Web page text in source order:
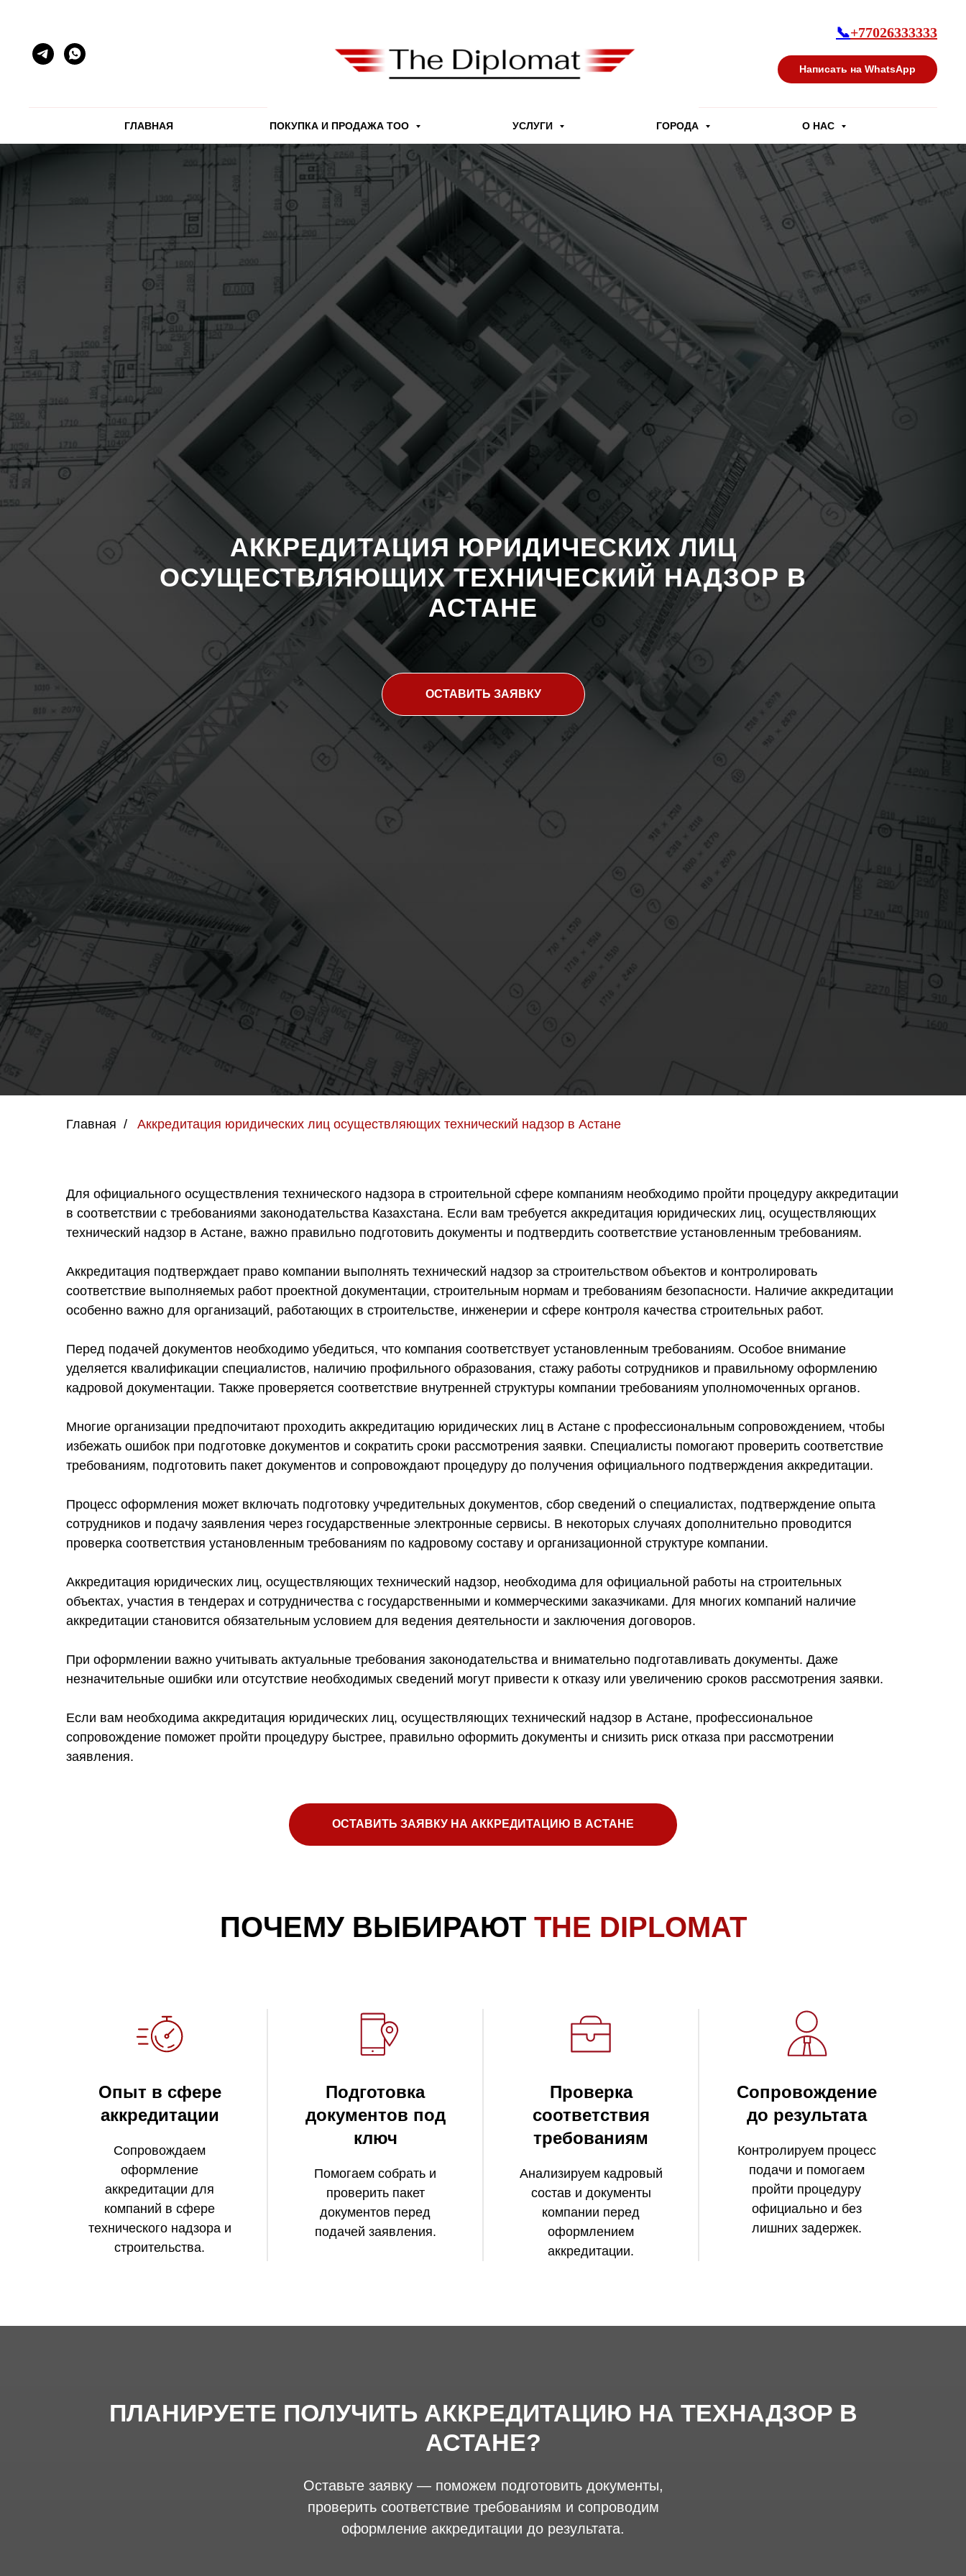
📞+77026333333
Написать на WhatsApp
ГЛАВНАЯ ПОКУПКА И ПРОДАЖА ТОО УСЛУГИ ГОРОДА О НАС
АККРЕДИТАЦИЯ ЮРИДИЧЕСКИХ ЛИЦ
ОСУЩЕСТВЛЯЮЩИХ ТЕХНИЧЕСКИЙ НАДЗОР В
АСТАНЕ
ОСТАВИТЬ ЗАЯВКУ
Главная / Аккредитация юридических лиц осуществляющих технический надзор в Астане
Для официального осуществления технического надзора в строительной сфере компаниям необходимо пройти процедуру аккредитации
в соответствии с требованиями законодательства Казахстана. Если вам требуется аккредитация юридических лиц, осуществляющих
технический надзор в Астане, важно правильно подготовить документы и подтвердить соответствие установленным требованиям.
Аккредитация подтверждает право компании выполнять технический надзор за строительством объектов и контролировать
соответствие выполняемых работ проектной документации, строительным нормам и требованиям безопасности. Наличие аккредитации
особенно важно для организаций, работающих в строительстве, инженерии и сфере контроля качества строительных работ.
Перед подачей документов необходимо убедиться, что компания соответствует установленным требованиям. Особое внимание
уделяется квалификации специалистов, наличию профильного образования, стажу работы сотрудников и правильному оформлению
кадровой документации. Также проверяется соответствие внутренней структуры компании требованиям уполномоченных органов.
Многие организации предпочитают проходить аккредитацию юридических лиц в Астане с профессиональным сопровождением, чтобы
избежать ошибок при подготовке документов и сократить сроки рассмотрения заявки. Специалисты помогают проверить соответствие
требованиям, подготовить пакет документов и сопровождают процедуру до получения официального подтверждения аккредитации.
Процесс оформления может включать подготовку учредительных документов, сбор сведений о специалистах, подтверждение опыта
сотрудников и подачу заявления через государственные электронные сервисы. В некоторых случаях дополнительно проводится
проверка соответствия установленным требованиям по кадровому составу и организационной структуре компании.
Аккредитация юридических лиц, осуществляющих технический надзор, необходима для официальной работы на строительных
объектах, участия в тендерах и сотрудничества с государственными и коммерческими заказчиками. Для многих компаний наличие
аккредитации становится обязательным условием для ведения деятельности и заключения договоров.
При оформлении важно учитывать актуальные требования законодательства и внимательно подготавливать документы. Даже
незначительные ошибки или отсутствие необходимых сведений могут привести к отказу или увеличению сроков рассмотрения заявки.
Если вам необходима аккредитация юридических лиц, осуществляющих технический надзор в Астане, профессиональное
сопровождение поможет пройти процедуру быстрее, правильно оформить документы и снизить риск отказа при рассмотрении
заявления.
ОСТАВИТЬ ЗАЯВКУ НА АККРЕДИТАЦИЮ В АСТАНЕ
ПОЧЕМУ ВЫБИРАЮТ THE DIPLOMAT
Опыт в сфере
аккредитации
Сопровождаем
оформление
аккредитации для
компаний в сфере
технического надзора и
строительства.
Подготовка
документов под
ключ
Помогаем собрать и
проверить пакет
документов перед
подачей заявления.
Проверка
соответствия
требованиям
Анализируем кадровый
состав и документы
компании перед
оформлением
аккредитации.
Сопровождение
до результата
Контролируем процесс
подачи и помогаем
пройти процедуру
официально и без
лишних задержек.
ПЛАНИРУЕТЕ ПОЛУЧИТЬ АККРЕДИТАЦИЮ НА ТЕХНАДЗОР В
АСТАНЕ?
Оставьте заявку — поможем подготовить документы,
проверить соответствие требованиям и сопроводим
оформление аккредитации до результата.